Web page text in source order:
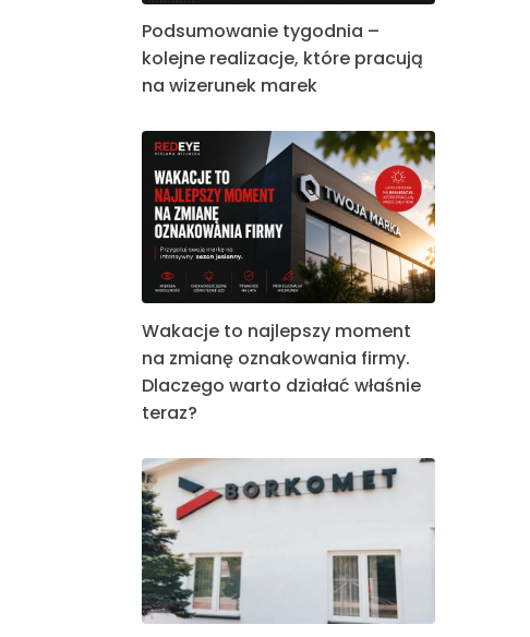
Podsumowanie tygodnia –
kolejne realizacje, które pracują
na wizerunek marek
Wakacje to najlepszy moment
na zmianę oznakowania firmy.
Dlaczego warto działać właśnie
teraz?